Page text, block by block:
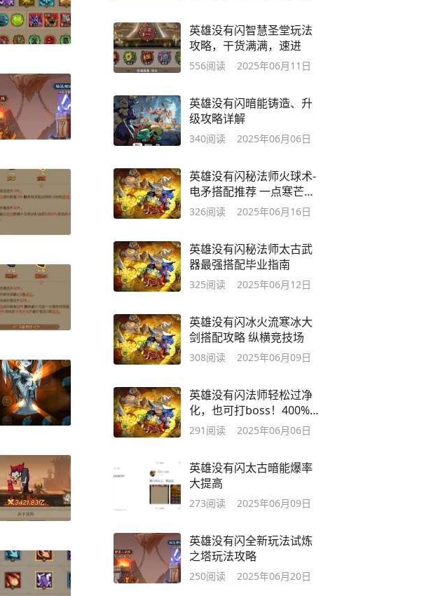
英雄没有闪智慧圣堂玩法
攻略，干货满满，速进
556阅读 2025年06月11日
英雄没有闪暗能铸造、升
级攻略详解
340阅读 2025年06月06日
英雄没有闪秘法师火球术-
电矛搭配推荐 一点寒芒先
到随后枪出如龙
326阅读 2025年06月16日
英雄没有闪秘法师太古武
器最强搭配毕业指南
325阅读 2025年06月12日
英雄没有闪冰火流寒冰大
剑搭配攻略 纵横竞技场
308阅读 2025年06月09日
英雄没有闪法师轻松过净
化，也可打boss！400%增
伤！
291 阅读 2025年06月06日
英雄没有闪太古暗能爆率
大提高
273阅读 2025年06月09日
英雄没有闪全新玩法试炼
之塔玩法攻略
250阅读 2025年06月20日